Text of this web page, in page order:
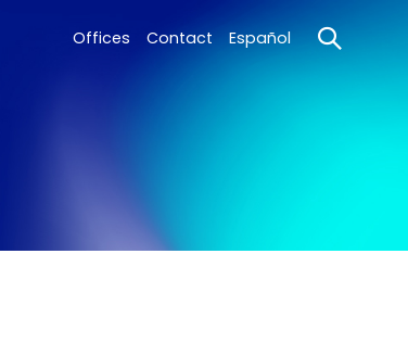
Offices Contact Español